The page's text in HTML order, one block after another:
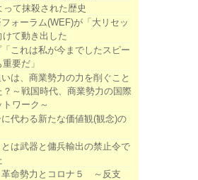
って抹殺された歴史
ォーラム(WEF)が「大リセッ
けて動き出した
「これは私が今までしたスピー
要だ」
は、商業勢力の力を削ぐこと
？～戦国時代、商業勢力の国際
ワーク～
代わる新たな価値観(観念)の
とは武器と傭兵輸出の禁止令で
革命勢力とコロナ５ ～反支